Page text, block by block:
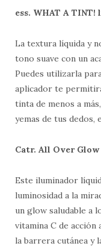
ess. WHAT A
La textura líquida y
tono suave con un
Puedes utilizarla
aplicador te
tinta de menos a
yemas de tus dedos,
Catr. All Over
Este iluminador
luminosidad a la
un glow saludable a
vitamina C de acción
la barrera cutánea y